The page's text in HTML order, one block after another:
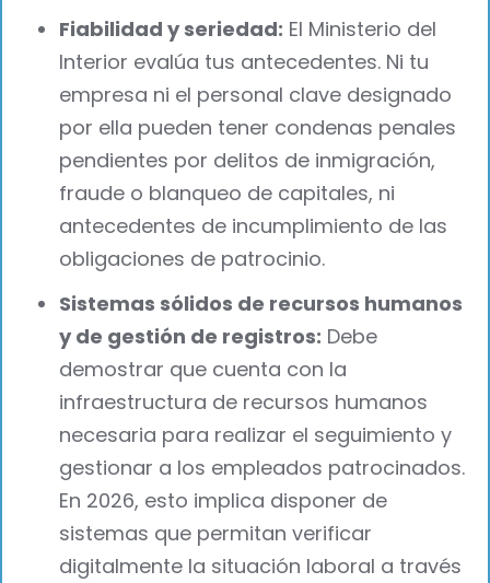
Fiabilidad y seriedad: El Ministerio del
Interior evalúa tus antecedentes. Ni tu
empresa ni el personal clave designado
por ella pueden tener condenas penales
pendientes por delitos de inmigración,
fraude o blanqueo de capitales, ni
antecedentes de incumplimiento de las
obligaciones de patrocinio.
Sistemas sólidos de recursos humanos
y de gestión de registros: Debe
demostrar que cuenta con la
infraestructura de recursos humanos
necesaria para realizar el seguimiento y
gestionar a los empleados patrocinados.
En 2026, esto implica disponer de
sistemas que permitan verificar
digitalmente la situación laboral a través